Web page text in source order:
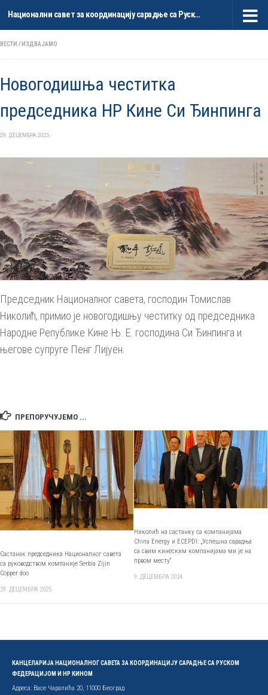
Skip to content Национални савет за координацију сарадње са Руском Федерацијом и НР Кином
ВЕСТИ /ИЗДВАЈАМО
Новогодишња честитка
председника НР Кине Си Ђинпинга
29. ДЕЦЕМБРА 2025.
Председник Националног савета, господин Томислав
Николић, примио је новогодишњу честитку од председника
Народне Републике Кине Њ. Е. господина Си Ђинпинга и
његове супруге Пенг Лијуен.
ПРЕПОРУЧУЈЕМО ...
Састанак председника Националног савета
са руководством компаније Serbia Zijin
Copper doo
29. ДЕЦЕМБРА 2025.
Николић на састанку са компанијама
China Energy и ECEPDI: „Успешна сарадња
са свим кинеским компанијама ми је на
првом месту“
9. ДЕЦЕМБРА 2024.
КАНЦЕЛАРИЈА НАЦИОНАЛНОГ САВЕТА ЗА КООРДИНАЦИЈУ САРАДЊЕ СА РУСКОМ
ФЕДЕРАЦИЈОМ И НР КИНОМ
Адреса: Васе Чарапића 20, 11000 Београд